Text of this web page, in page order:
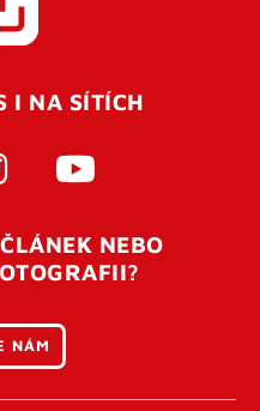
I NA SÍTÍCH
NEBO
NÁM